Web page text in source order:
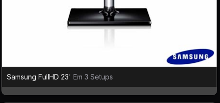
Samsung FullHD 23' Em 3 Setups